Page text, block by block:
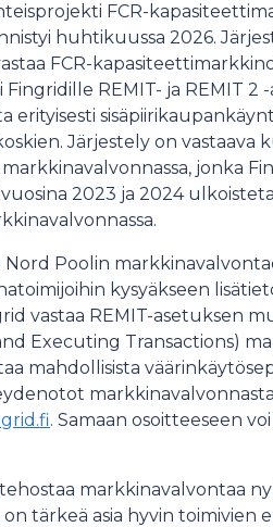
FCR-
huhtikuussa 2026.
FCR-
REMIT- ja REMIT 2
erityisesti
Järjestely on vastaava
jonka
2023 ja 2024
Poolin
kysyäkseen
vastaa REMIT-asetuksen
Executing Transactions)
mahdollisista
. Samaan osoitteeseen
markkinavalvontaa
tärkeä asia hyvin toimivien